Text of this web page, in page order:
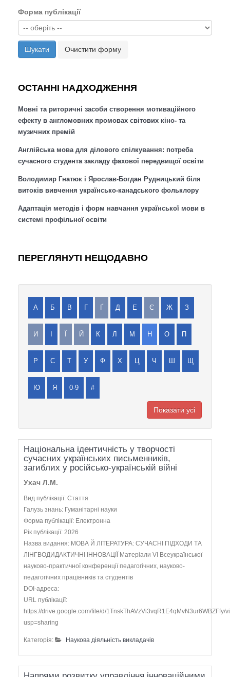
Форма публікації
Шукати Очистити форму
ОСТАННІ НАДХОДЖЕННЯ
Мовні та риторичні засоби створення мотиваційного
ефекту в англомовних промовах світових кіно- та
музичних премій
Англійська мова для ділового спілкування: потреба
сучасного студента закладу фахової передвищої освіти
Володимир Гнатюк і Ярослав-Богдан Рудницький біля
витоків вивчення українсько-канадського фольклору
Адаптація методів і форм навчання української мови в
системі профільної освіти
ПЕРЕГЛЯНУТІ НЕЩОДАВНО
А Б В Г Ґ Д Е Є Ж З
И Й К Л М Н О П
Р С Т У Ф Х Ц Ч Ш Щ
Ю Я 0-9 #
Показати усі
Національна ідентичність у творчості
сучасних українських письменників,
загиблих у російсько-українській війні
Ухач Л.М.
Вид публікації: Стаття
Галузь знань: Гуманітарні науки
Форма публікації: Електронна
Рік публікації: 2026
Назва видання: МОВА Й ЛІТЕРАТУРА: СУЧАСНІ ПІДХОДИ ТА
ЛІНГВОДИДАКТИЧНІ ІННОВАЦІЇ Матеріали VІ Всеукраїнської
науково-практичної конференції педагогічних, науково-
педагогічних працівників та студентів
DOI-адреса:
URL публікації:
https://drive.google.com/file/d/1TnskThAVzVi3vqR1E4qMvN3ur6WBZFfy/
usp=sharing
Категорія: Наукова діяльність викладачів